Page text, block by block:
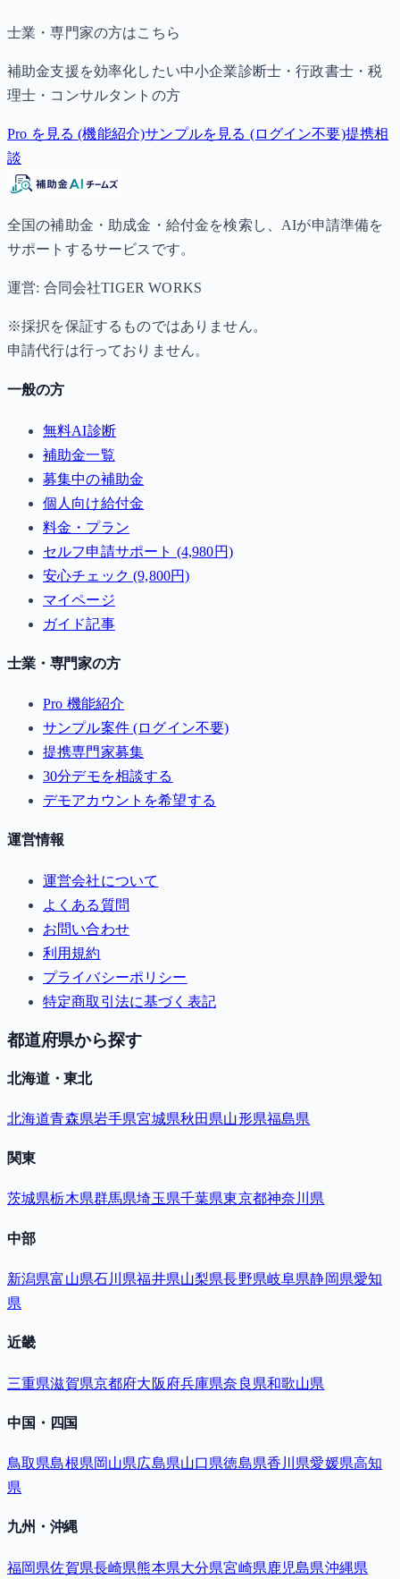
士業・専門家の方はこちら
補助金支援を効率化したい中小企業診断士・行政書士・税
理士・コンサルタントの方
Pro を見る (機能紹介)サンプルを見る (ログイン不要)提携相
談
全国の補助金・助成金・給付金を検索し、AIが申請準備を
サポートするサービスです。
運営: 合同会社TIGER WORKS
※採択を保証するものではありません。
申請代行は行っておりません。
一般の方
無料AI診断
補助金一覧
募集中の補助金
個人向け給付金
料金・プラン
セルフ申請サポート (4,980円)
安心チェック (9,800円)
マイページ
ガイド記事
士業・専門家の方
Pro 機能紹介
サンプル案件 (ログイン不要)
提携専門家募集
30分デモを相談する
デモアカウントを希望する
運営情報
運営会社について
よくある質問
お問い合わせ
利用規約
プライバシーポリシー
特定商取引法に基づく表記
都道府県から探す
北海道・東北
北海道青森県岩手県宮城県秋田県山形県福島県
関東
茨城県栃木県群馬県埼玉県千葉県東京都神奈川県
中部
新潟県富山県石川県福井県山梨県長野県岐阜県静岡県愛知
県
近畿
三重県滋賀県京都府大阪府兵庫県奈良県和歌山県
中国・四国
鳥取県島根県岡山県広島県山口県徳島県香川県愛媛県高知
県
九州・沖縄
福岡県佐賀県長崎県熊本県大分県宮崎県鹿児島県沖縄県